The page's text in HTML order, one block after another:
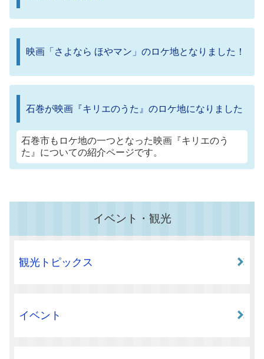
映画「さよなら ほやマン」のロケ地となりました！
石巻が映画『キリエのうた』のロケ地になりました
石巻市もロケ地の一つとなった映画『キリエのう
た』についての紹介ページです。
イベント・観光
観光トピックス
イベント